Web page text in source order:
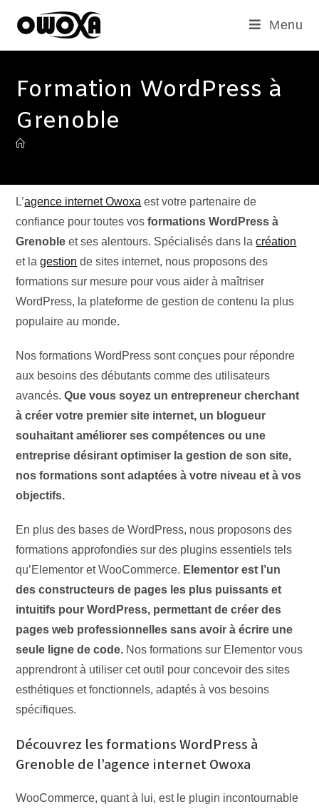
Menu
Formation WordPress à
Grenoble
L’agence internet Owoxa est votre partenaire de
confiance pour toutes vosformations WordPress à
Grenoble et ses alentours. Spécialisés dans lacréation
et lagestion de sites internet, nous proposons des
formations sur mesure pour vous aider à maîtriser
WordPress, la plateforme de gestion de contenu la plus
populaire au monde.
Nos formations WordPress sont conçues pour répondre
aux besoins des débutants comme des utilisateurs
avancés.Que vous soyez un entrepreneur cherchant
à créer votre premier site internet, un blogueur
souhaitant améliorer ses compétences ou une
entreprise désirant optimiser la gestion de son site,
nos formations sont adaptées à votre niveau et à vos
objectifs.
En plus des bases de WordPress, nous proposons des
formations approfondies sur des plugins essentiels tels
qu’Elementor et WooCommerce. Elementor est l’un
des constructeurs de pages les plus puissants et
intuitifs pour WordPress, permettant de créer des
pages web professionnelles sans avoir à écrire une
seule ligne de code. Nos formations sur Elementor vous
apprendront à utiliser cet outil pour concevoir des sites
esthétiques et fonctionnels, adaptés à vos besoins
spécifiques.
Découvrez les formations WordPress à
Grenoble de l’agence internet Owoxa
WooCommerce, quant à lui, est le plugin incontournable